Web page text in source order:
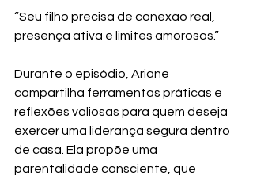
“Seu filho precisa de conexão real,
presença ativa e limites amorosos.”
Durante o episódio, Ariane
compartilha ferramentas práticas e
reflexões valiosas para quem deseja
exercer uma liderança segura dentro
de casa. Ela propõe uma
parentalidade consciente, que